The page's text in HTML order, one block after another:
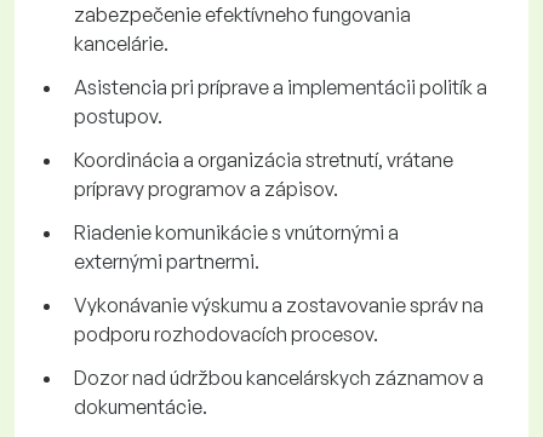
zabezpečenie efektívneho fungovania
kancelárie.
Asistencia pri príprave a implementácii politík a
postupov.
Koordinácia a organizácia stretnutí, vrátane
prípravy programov a zápisov.
Riadenie komunikácie s vnútornými a
externými partnermi.
Vykonávanie výskumu a zostavovanie správ na
podporu rozhodovacích procesov.
Dozor nad údržbou kancelárskych záznamov a
dokumentácie.